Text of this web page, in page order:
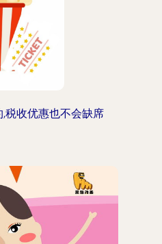
税收优惠也不会缺席